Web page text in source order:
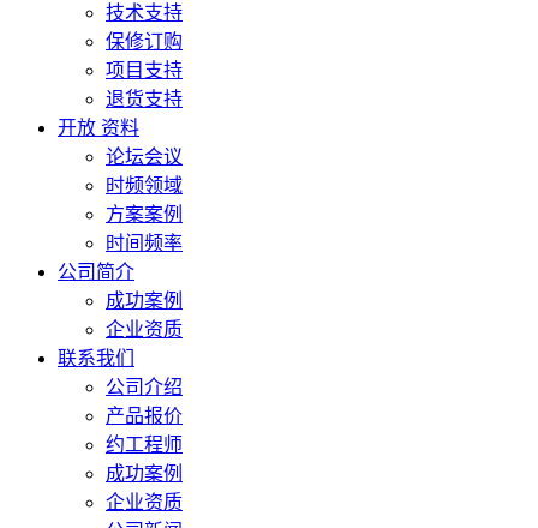
技术支持
保修订购
项目支持
退货支持
开放 资料
论坛会议
时频领域
方案案例
时间频率
公司简介
成功案例
企业资质
联系我们
公司介绍
产品报价
约工程师
成功案例
企业资质